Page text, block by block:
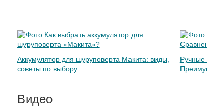
Аккумулятор для шуруповерта Макита: виды,
советы по выбору
Видео